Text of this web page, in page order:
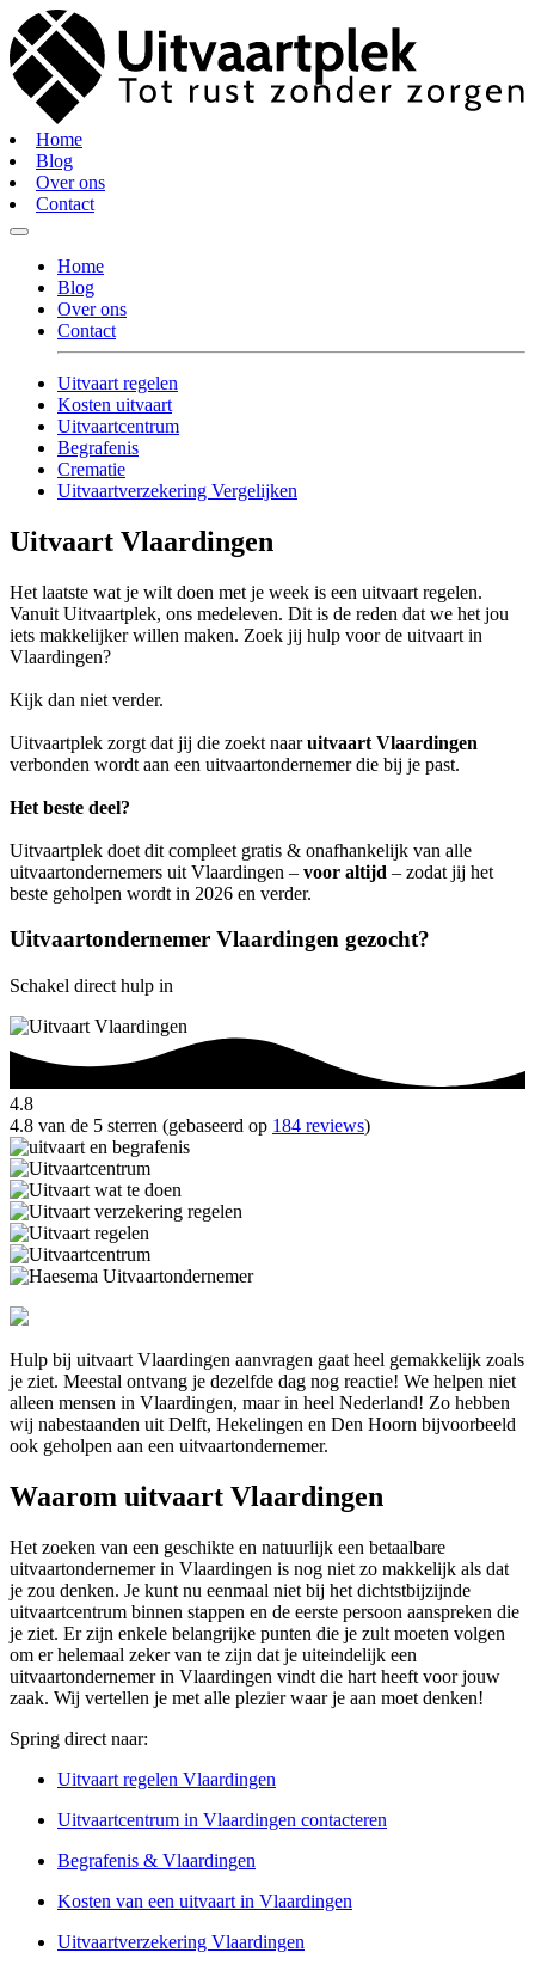
Home
Blog
Over ons
Contact
Home
Blog
Over ons
Contact
Uitvaart regelen
Kosten uitvaart
Uitvaartcentrum
Begrafenis
Crematie
Uitvaartverzekering Vergelijken
Uitvaart Vlaardingen
Het laatste wat je wilt doen met je week is een uitvaart regelen.
Vanuit Uitvaartplek, ons medeleven. Dit is de reden dat we het jou
iets makkelijker willen maken. Zoek jij hulp voor de uitvaart in
Vlaardingen?
Kijk dan niet verder.
Uitvaartplek zorgt dat jij die zoekt naaruitvaart Vlaardingen
verbonden wordt aan een uitvaartondernemer die bij je past.
Het beste deel?
Uitvaartplek doet dit compleet gratis & onafhankelijk van alle
uitvaartondernemers uit Vlaardingen – voor altijd – zodat jij het
beste geholpen wordt in 2026 en verder.
Uitvaartondernemer Vlaardingen gezocht?
Schakel direct hulp in
4.8
4.8 van de 5 sterren (gebaseerd op 184 reviews)
Hulp bij uitvaart Vlaardingen aanvragen gaat heel gemakkelijk zoals
je ziet. Meestal ontvang je dezelfde dag nog reactie! We helpen niet
alleen mensen in Vlaardingen, maar in heel Nederland! Zo hebben
wij nabestaanden uit Delft, Hekelingen en Den Hoorn bijvoorbeeld
ook geholpen aan een uitvaartondernemer.
Waarom uitvaart Vlaardingen
Het zoeken van een geschikte en natuurlijk een betaalbare
uitvaartondernemer in Vlaardingen is nog niet zo makkelijk als dat
je zou denken. Je kunt nu eenmaal niet bij het dichtstbijzijnde
uitvaartcentrum binnen stappen en de eerste persoon aanspreken die
je ziet. Er zijn enkele belangrijke punten die je zult moeten volgen
om er helemaal zeker van te zijn dat je uiteindelijk een
uitvaartondernemer in Vlaardingen vindt die hart heeft voor jouw
zaak. Wij vertellen je met alle plezier waar je aan moet denken!
Spring direct naar:
Uitvaart regelen Vlaardingen
Uitvaartcentrum in Vlaardingen contacteren
Begrafenis & Vlaardingen
Kosten van een uitvaart in Vlaardingen
Uitvaartverzekering Vlaardingen